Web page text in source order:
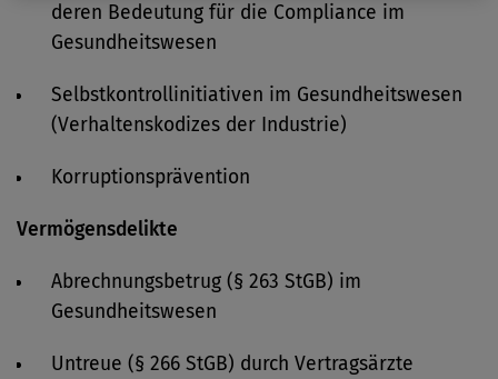
deren Bedeutung für die Compliance im
Gesundheitswesen
Selbstkontrollinitiativen im Gesundheitswesen
(Verhaltenskodizes der Industrie)
Korruptionsprävention
Vermögensdelikte
Abrechnungsbetrug (§ 263 StGB) im
Gesundheitswesen
Untreue (§ 266 StGB) durch Vertragsärzte